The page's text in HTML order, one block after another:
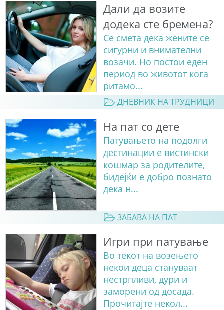
Дали да возите
додека сте бремена?
Се смета дека жените се
сигурни и внимателни
возачи. Но постои еден
период во животот кога
ритамо...
ДНЕВНИК НА ТРУДНИЦИ
На пат со дете
Патувањето на подолги
дестинации е вистински
кошмар за родителите,
бидејќи е добро познато
дека н...
ЗАБАВА НА ПАТ
Игри при патување
Во текот на возењето
некои деца стануваат
нестрпливи, дури и
заморени од досада.
Прочитајте некол...